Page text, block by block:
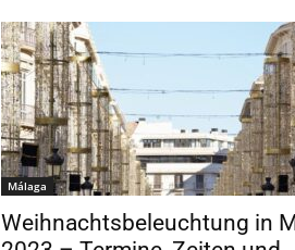
Málaga
Weihnachtsbeleuchtung in